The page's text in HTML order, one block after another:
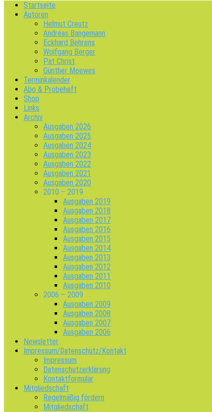
Startseite
Autoren
Helmut Creutz
Andreas Bangemann
Eckhard Behrens
Wolfgang Berger
Pat Christ
Günther Moewes
Terminkalender
Abo & Probeheft
Shop
Links
Archiv
Ausgaben 2026
Ausgaben 2025
Ausgaben 2024
Ausgaben 2023
Ausgaben 2022
Ausgaben 2021
Ausgaben 2020
2010 – 2019
Ausgaben 2019
Ausgaben 2018
Ausgaben 2017
Ausgaben 2016
Ausgaben 2015
Ausgaben 2014
Ausgaben 2013
Ausgaben 2012
Ausgaben 2011
Ausgaben 2010
2006 – 2009
Ausgaben 2009
Ausgaben 2008
Ausgaben 2007
Ausgaben 2006
Newsletter
Impressum/Datenschutz/Kontakt
Impressum
Datenschutzerklärung
Kontaktformular
Mitgliedschaft
Regelmäßig fördern
Mitgliedschaft